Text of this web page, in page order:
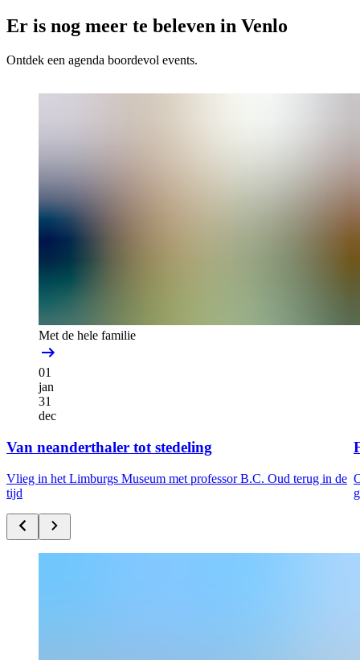
Er is nog meer te beleven in Venlo
Ontdek een agenda boordevol events.
Met de hele familie
01
jan
31
dec
Van neanderthaler tot stedeling
Vlieg in het Limburgs Museum met professor B.C. Oud terug in de
tijd